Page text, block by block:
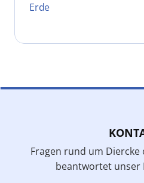
Erde
Fragen rund um
beantwortet unser